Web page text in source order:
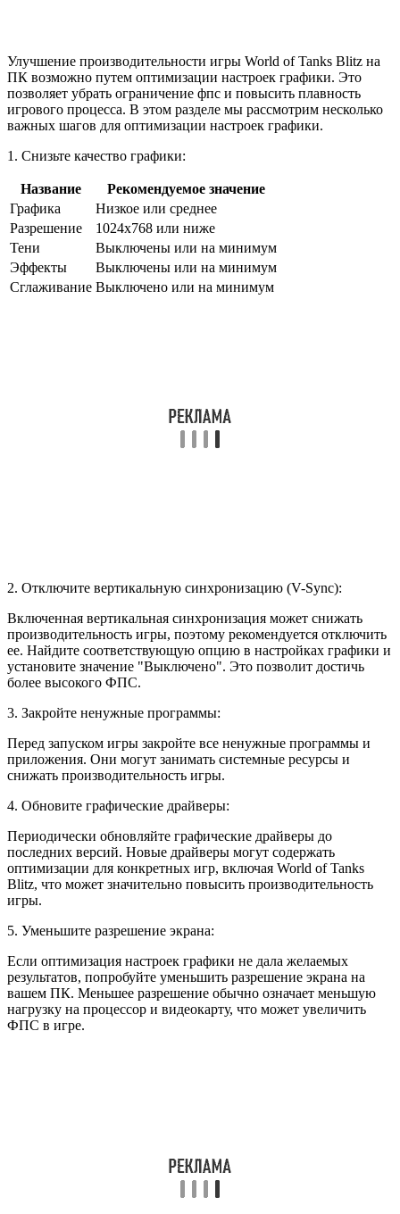
Улучшение производительности игры World of Tanks Blitz на
ПК возможно путем оптимизации настроек графики. Это
позволяет убрать ограничение фпс и повысить плавность
игрового процесса. В этом разделе мы рассмотрим несколько
важных шагов для оптимизации настроек графики.
1. Снизьте качество графики:
Название
Рекомендуемое значение
Графика
Низкое или среднее
Разрешение
1024x768 или ниже
Тени
Выключены или на минимум
Эффекты
Выключены или на минимум
Сглаживание Выключено или на минимум
2. Отключите вертикальную синхронизацию (V-Sync):
Включенная вертикальная синхронизация может снижать
производительность игры, поэтому рекомендуется отключить
ее. Найдите соответствующую опцию в настройках графики и
установите значение "Выключено". Это позволит достичь
более высокого ФПС.
3. Закройте ненужные программы:
Перед запуском игры закройте все ненужные программы и
приложения. Они могут занимать системные ресурсы и
снижать производительность игры.
4. Обновите графические драйверы:
Периодически обновляйте графические драйверы до
последних версий. Новые драйверы могут содержать
оптимизации для конкретных игр, включая World of Tanks
Blitz, что может значительно повысить производительность
игры.
5. Уменьшите разрешение экрана:
Если оптимизация настроек графики не дала желаемых
результатов, попробуйте уменьшить разрешение экрана на
вашем ПК. Меньшее разрешение обычно означает меньшую
нагрузку на процессор и видеокарту, что может увеличить
ФПС в игре.